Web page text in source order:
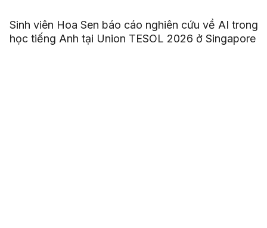
Sinh viên Hoa Sen báo cáo nghiên cứu về AI trong
học tiếng Anh tại Union TESOL 2026 ở Singapore